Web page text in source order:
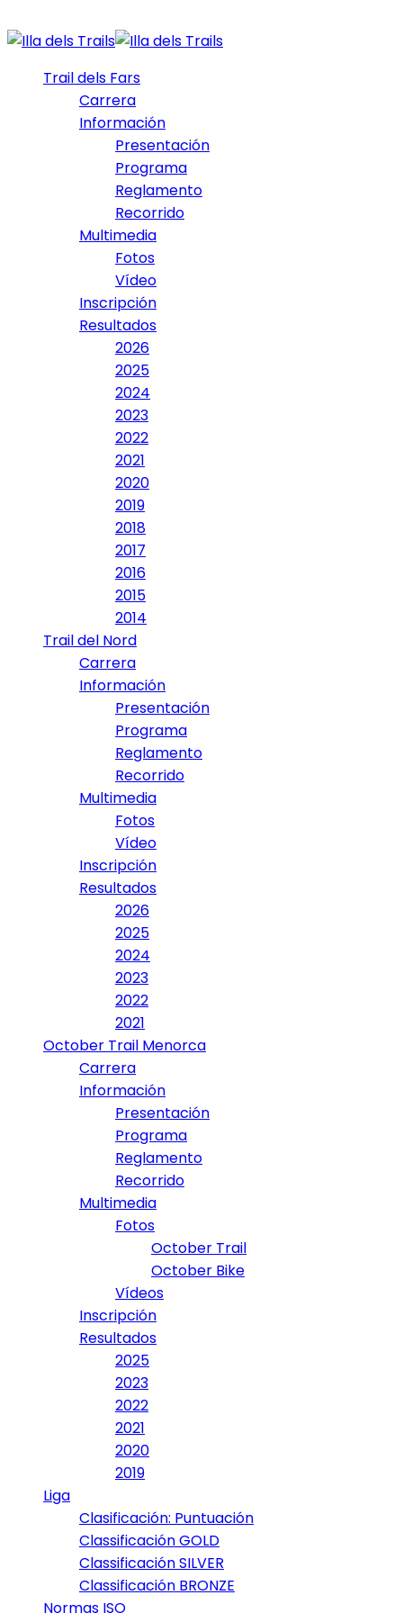
Trail dels Fars
Carrera
Información
Presentación
Programa
Reglamento
Recorrido
Multimedia
Fotos
Vídeo
Inscripción
Resultados
2026
2025
2024
2023
2022
2021
2020
2019
2018
2017
2016
2015
2014
Trail del Nord
Carrera
Información
Presentación
Programa
Reglamento
Recorrido
Multimedia
Fotos
Vídeo
Inscripción
Resultados
2026
2025
2024
2023
2022
2021
October Trail Menorca
Carrera
Información
Presentación
Programa
Reglamento
Recorrido
Multimedia
Fotos
October Trail
October Bike
Vídeos
Inscripción
Resultados
2025
2023
2022
2021
2020
2019
Liga
Clasificación: Puntuación
Classificación GOLD
Classificación SILVER
Classificación BRONZE
Normas ISO